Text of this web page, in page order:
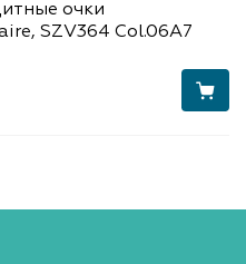
очки
SZV364 Col.06A7